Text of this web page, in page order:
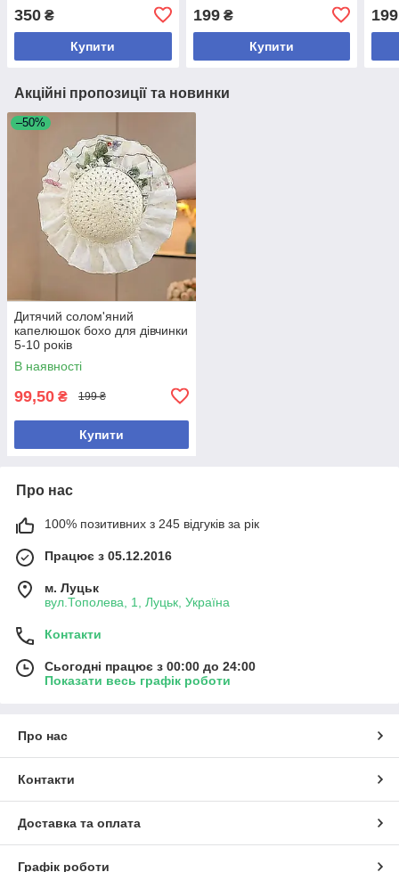
350 ₴
Купити
199₴
Купити
199
Акційні пропозиції та новинки
–50%
Дитячий солом'яний
капелюшок бохо для дівчинки
5-10 років
В наявності
99,50 ₴ 199 ₴
Купити
Про нас
100% позитивних з 245 відгуків за рік
Працює з 05.12.2016
м. Луцьк
вул.Тополева, 1, Луцьк, Україна
Контакти
Сьогодні працює з 00:00 до 24:00
Показати весь графік роботи
Про нас
Контакти
Доставка та оплата
Графік роботи